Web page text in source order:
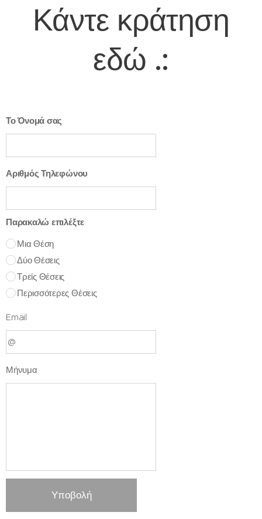
Κάντε κράτηση
εδώ .:
Το Όνομά σας
Αριθμός Τηλεφώνου
Παρακαλώ επιλέξτε
Μια Θέση
Δύο Θέσεις
Τρείς Θέσεις
Περισσότερες Θέσεις
Email
Μήνυμα
Υποβολή